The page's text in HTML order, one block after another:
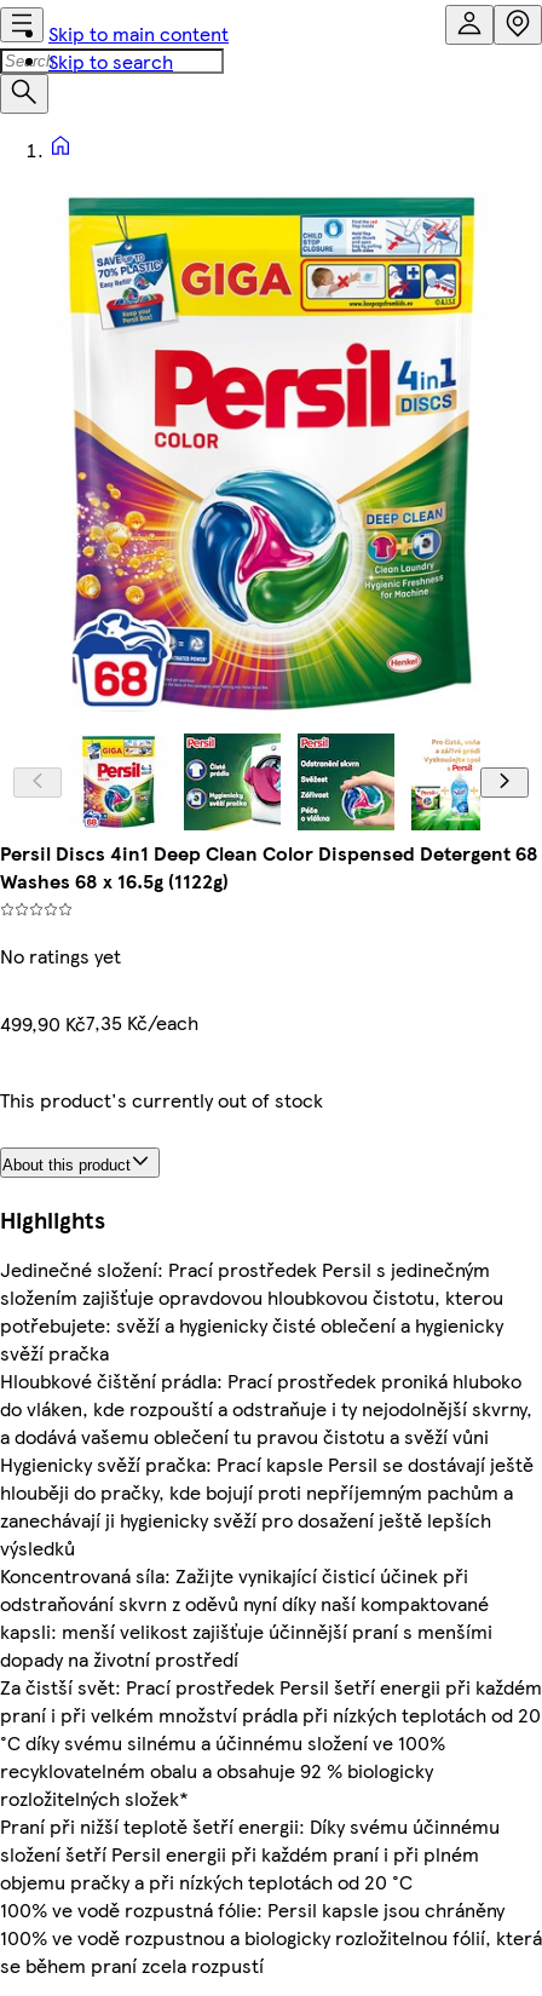
Skip to main content
Skip to search
Persil Discs 4in1 Deep Clean Color Dispensed Detergent 68
Washes 68 x 16.5g (1122g)
No ratings yet
499,90 Kč7,35 Kč/each
This product's currently out of stock
About this product
Highlights
Jedinečné složení: Prací prostředek Persil s jedinečným
složením zajišťuje opravdovou hloubkovou čistotu, kterou
potřebujete: svěží a hygienicky čisté oblečení a hygienicky
svěží pračka
Hloubkové čištění prádla: Prací prostředek proniká hluboko
do vláken, kde rozpouští a odstraňuje i ty nejodolnější skvrny,
a dodává vašemu oblečení tu pravou čistotu a svěží vůni
Hygienicky svěží pračka: Prací kapsle Persil se dostávají ještě
hlouběji do pračky, kde bojují proti nepříjemným pachům a
zanechávají ji hygienicky svěží pro dosažení ještě lepších
výsledků
Koncentrovaná síla: Zažijte vynikající čisticí účinek při
odstraňování skvrn z oděvů nyní díky naší kompaktované
kapsli: menší velikost zajišťuje účinnější praní s menšími
dopady na životní prostředí
Za čistší svět: Prací prostředek Persil šetří energii při každém
praní i při velkém množství prádla při nízkých teplotách od 20
°C díky svému silnému a účinnému složení ve 100%
recyklovatelném obalu a obsahuje 92 % biologicky
rozložitelných složek*
Praní při nižší teplotě šetří energii: Díky svému účinnému
složení šetří Persil energii při každém praní i při plném
objemu pračky a při nízkých teplotách od 20 °C
100% ve vodě rozpustná fólie: Persil kapsle jsou chráněny
100% ve vodě rozpustnou a biologicky rozložitelnou fólií, která
se během praní zcela rozpustí